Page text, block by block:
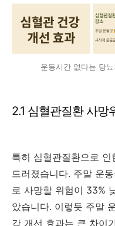
운동시간 없다는 당
2.1 심혈관질환 사망
특히 심혈관질환으로
드러졌습니다. 주말 운
로 사망할 위험이 33%
았습니다. 이렇듯 주말
강 개선 효과는 큰 차이